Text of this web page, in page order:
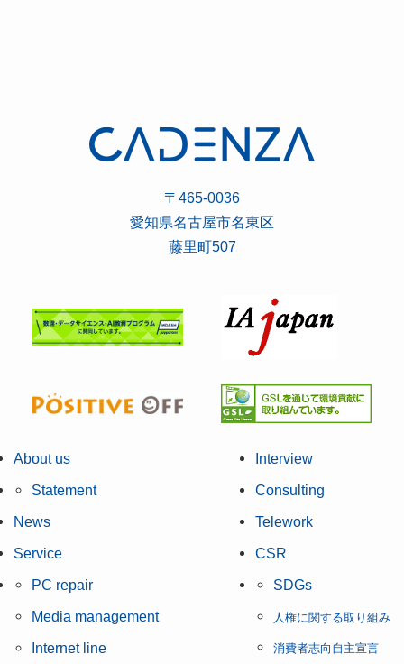
〒465-0036
愛知県名古屋市名東区
藤里町507
About us
Statement
News
Service
PC repair
Media management
Internet line
Interview
Consulting
Telework
CSR
SDGs
人権に関する取り組み
消費者志向自主宣言